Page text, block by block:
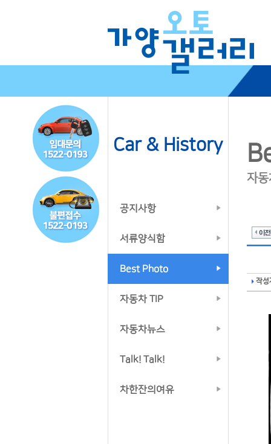
Car & History
공지사항
서류양식함
Best Photo
자동차 TIP
자동차뉴스
Talk! Talk!
차한잔의여유
자
작성